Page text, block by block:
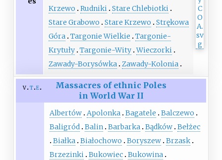
Krzewo
Rudniki Stare Chlebiotki
Stare Grabowo
Stare Krzewo
Strękowa
Góra Targonie Wielkie
Targonie-
Krytuły Targonie-Wity Wieczorki
Zawady-Borysówka Zawady-Kolonia
v t e
Massacres of ethnic Poles
in World War II
Albertów Apolonka Bagatele
Balczewo
Baligród Balin Barbarka Bądków Bełżec
Białka Białochowo Boryszew Brzask
Brzezinki Bukowiec Bukowina